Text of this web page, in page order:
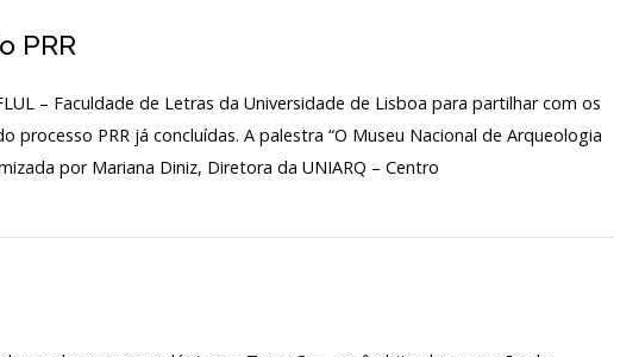
PRR
– Faculdade de Letras da Universidade de Lisboa para partilhar com os
PRR já concluídas. A palestra “O Museu Nacional de Arqueologia
por Mariana Diniz, Diretora da UNIARQ – Centro